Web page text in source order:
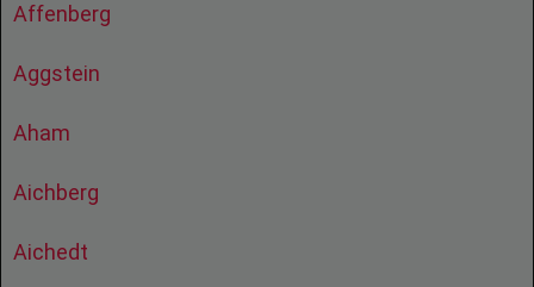
Affenberg
Aggstein
Aham
Aichberg
Aichedt